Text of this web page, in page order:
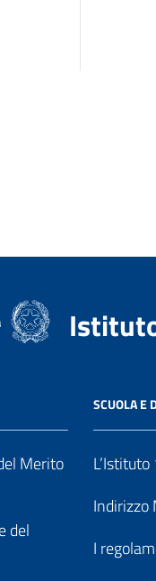
Merito
del
SCUOLA E
Indirizzo
I